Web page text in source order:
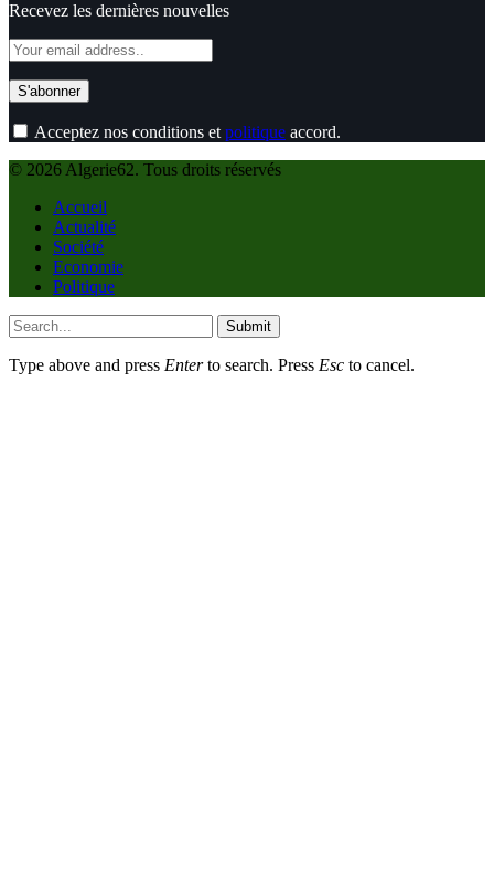
Recevez les dernières nouvelles
Acceptez nos conditions et politique accord.
© 2026 Algerie62. Tous droits réservés
Accueil
Actualité
Société
Economie
Politique
Submit
Type above and press Enterto search. Press Esc to cancel.